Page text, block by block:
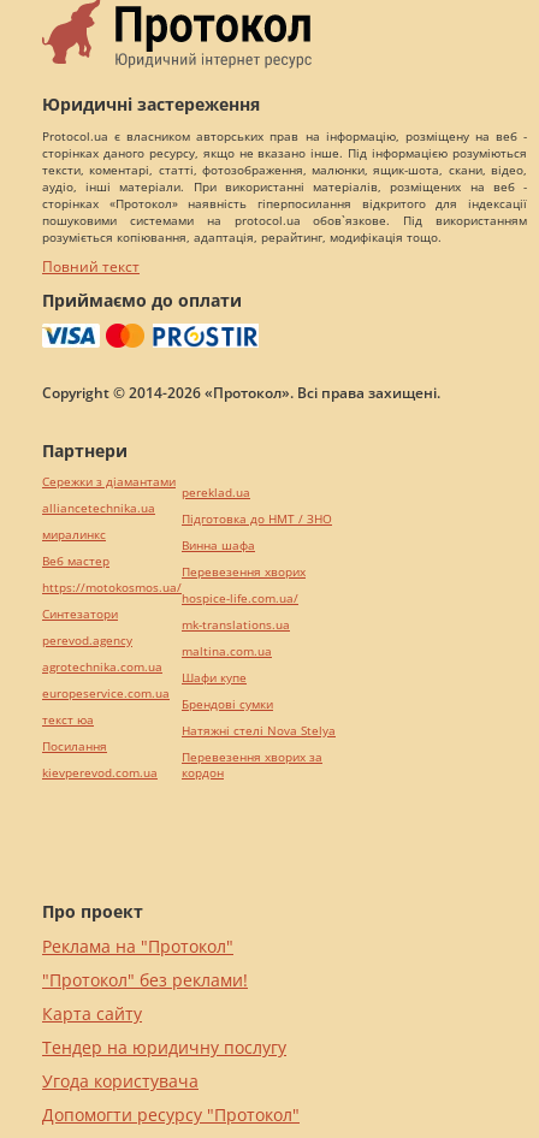
Юридичні застереження
Protocol.ua є власником авторських прав на інформацію, розміщену на веб -
сторінках даного ресурсу, якщо не вказано інше. Під інформацією розуміються
тексти, коментарі, статті, фотозображення, малюнки, ящик-шота, скани, відео,
аудіо, інші матеріали. При використанні матеріалів, розміщених на веб -
сторінках «Протокол» наявність гіперпосилання відкритого для індексації
пошуковими системами на protocol.ua обов`язкове. Під використанням
розуміється копіювання, адаптація, рерайтинг, модифікація тощо.
Повний текст
Приймаємо до оплати
Copyright © 2014-2026 «Протокол». Всі права захищені.
Про проект
Реклама на "Протокол"
"Протокол" без реклами!
Карта сайту
Тендер на юридичну послугу
Угода користувача
Допомогти ресурсу "Протокол"
Партнери
Сережки з діамантами
alliancetechnika.ua
миралинкс
Веб мастер
https://motokosmos.ua/
Синтезатори
perevod.agency
agrotechnika.com.ua
europeservice.com.ua
текст юа
Посилання
kievperevod.com.ua
pereklad.ua
Підготовка до НМТ / ЗНО
Винна шафа
Перевезення хворих
hospice-life.com.ua/
mk-translations.ua
maltina.com.ua
Шафи купе
Брендові сумки
Натяжні стелі Nova Stelya
Перевезення хворих за
кордон